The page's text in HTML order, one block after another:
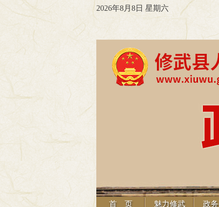
2026年8月8日 星期六
首 页 魅力修武 政